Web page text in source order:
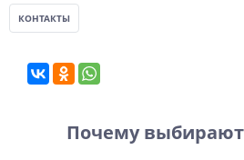
КОНТАКТЫ
Почему выбирают